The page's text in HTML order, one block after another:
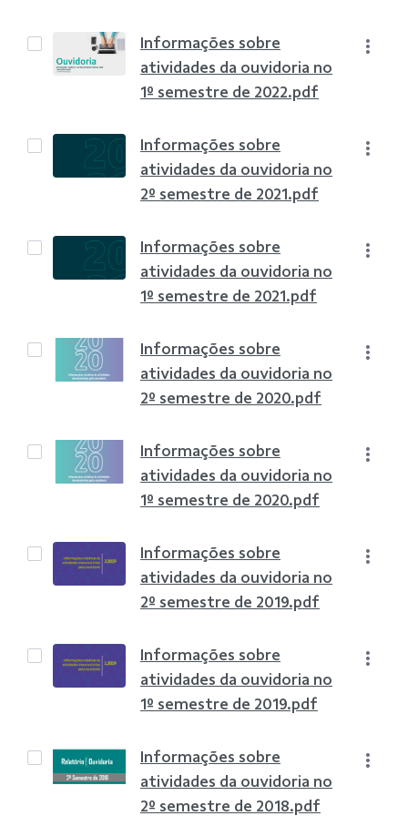
Informações sobre
atividades da ouvidoria no
1º semestre de 2022.pdf
Informações sobre
atividades da ouvidoria no
2º semestre de 2021.pdf
Informações sobre
atividades da ouvidoria no
1º semestre de 2021.pdf
Informações sobre
atividades da ouvidoria no
2º semestre de 2020.pdf
Informações sobre
atividades da ouvidoria no
1º semestre de 2020.pdf
Informações sobre
atividades da ouvidoria no
2º semestre de 2019.pdf
Informações sobre
atividades da ouvidoria no
1º semestre de 2019.pdf
Informações sobre
atividades da ouvidoria no
2º semestre de 2018.pdf